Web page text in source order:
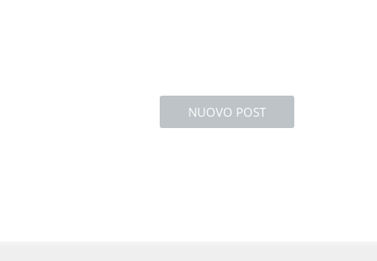
NUOVO POST